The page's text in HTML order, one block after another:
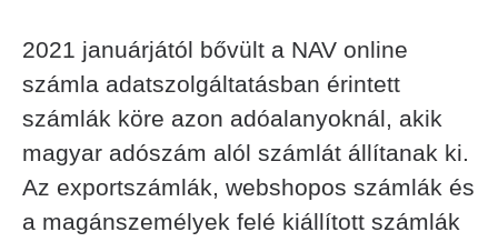
2021 januárjától bővült a NAV online
számla adatszolgáltatásban érintett
számlák köre azon adóalanyoknál, akik
magyar adószám alól számlát állítanak ki.
Az exportszámlák, webshopos számlák és
a magánszemélyek felé kiállított számlák